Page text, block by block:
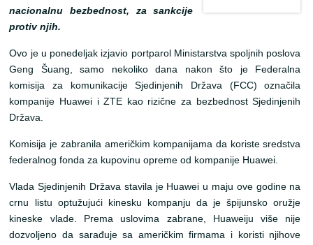
nacionalnu bezbednost, za sankcije
protiv njih.
Ovo je u ponedeljak izjavio portparol Ministarstva spoljnih poslova
Geng Šuang, samo nekoliko dana nakon što je Federalna
komisija za komunikacije Sjedinjenih Država (FCC) označila
kompanije Huawei i ZTE kao rizične za bezbednost Sjedinjenih
Država.
Komisija je zabranila američkim kompanijama da koriste sredstva
federalnog fonda za kupovinu opreme od kompanije Huawei.
Vlada Sjedinjenih Država stavila je Huawei u maju ove godine na
crnu listu optužujući kinesku kompanju da je špijunsko oružje
kineske vlade. Prema uslovima zabrane, Huaweiju više nije
dozvoljeno da sarađuje sa američkim firmama i koristi njihove